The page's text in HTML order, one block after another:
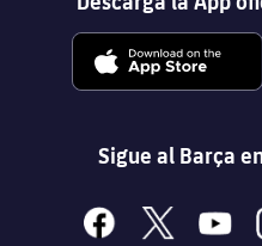
Sigue al Barça
facebook
x youtube